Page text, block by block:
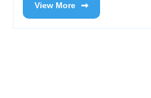
View More